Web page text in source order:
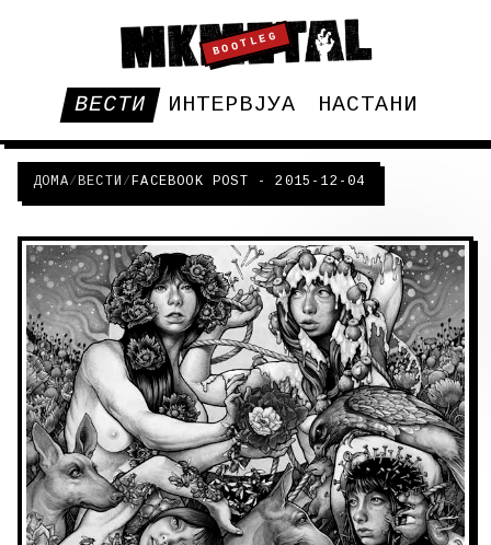
BOOTLEG
ВЕСТИ ИНТЕРВЈУА НАСТАНИ
ДОМА/ВЕСТИ /FACEBOOK POST - 2015-12-04